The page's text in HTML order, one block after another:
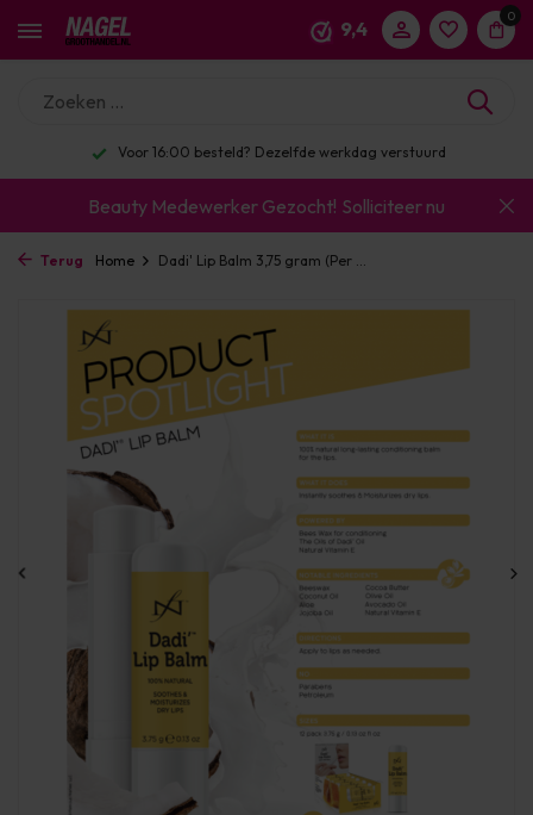
9,4
0
Voor 16:00 besteld? Dezelfde werkdag verstuurd
Beauty Medewerker Gezocht! Solliciteer nu
Terug Home Dadi' Lip Balm 3,75 gram (Per ...